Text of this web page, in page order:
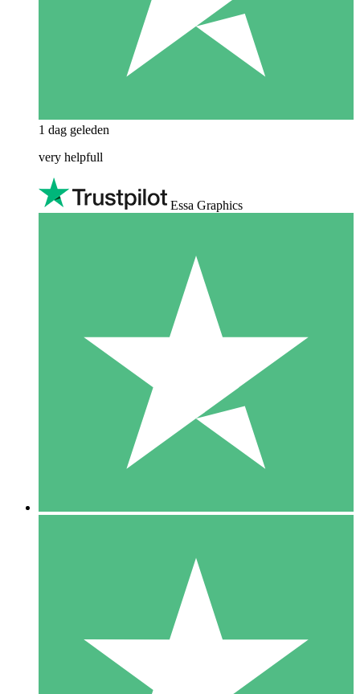
1 dag geleden
very helpfull
Essa Graphics